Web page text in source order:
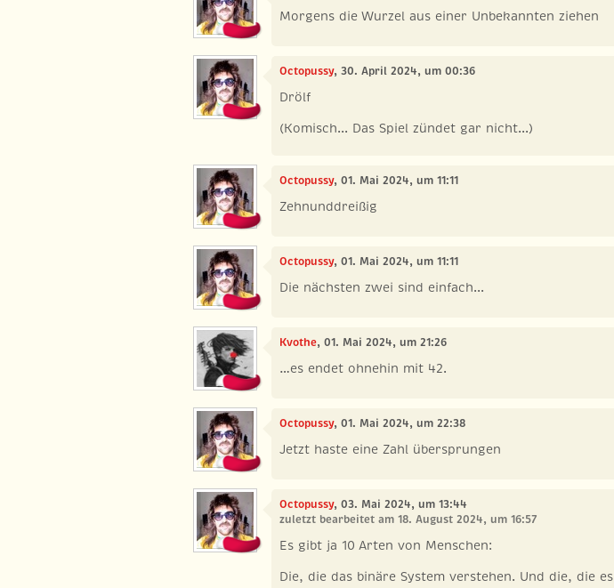
Morgens die Wurzel aus einer Unbekannten ziehen
Octopussy, 30. April 2024, um 00:36
Drölf
(Komisch... Das Spiel zündet gar nicht...)
Octopussy, 01. Mai 2024, um 11:11
Zehnunddreißig
Octopussy, 01. Mai 2024, um 11:11
Die nächsten zwei sind einfach...
Kvothe, 01. Mai 2024, um 21:26
…es endet ohnehin mit 42.
Octopussy, 01. Mai 2024, um 22:38
Jetzt haste eine Zahl übersprungen
Octopussy, 03. Mai 2024, um 13:44
zuletzt bearbeitet am 18. August 2024, um 16:57
Es gibt ja 10 Arten von Menschen:
Die, die das binäre System verstehen. Und die, die es